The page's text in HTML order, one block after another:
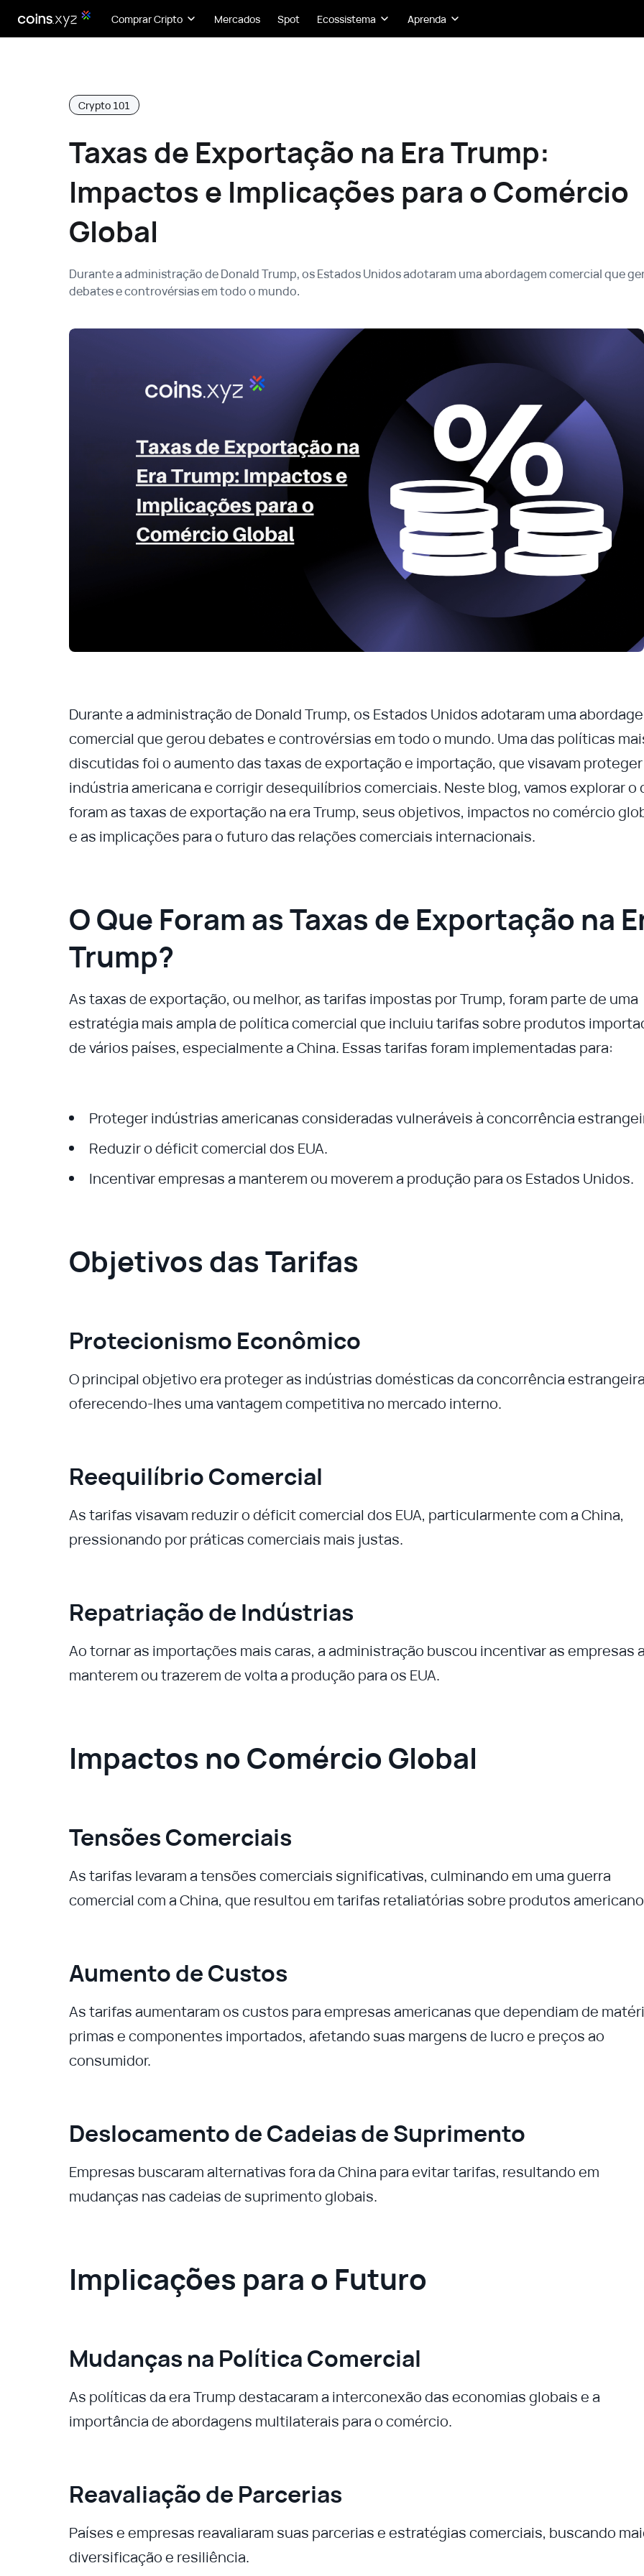
Comprar Cripto Mercados Spot Ecossistema Aprenda
Crypto 101
Taxas de Exportação na Era Trump:
Impactos e Implicações para o Comércio
Global
Durante a administração de Donald Trump, os Estados Unidos adotaram uma abordagem comercial que
debates e controvérsias em todo o mundo.
Durante a administração de Donald Trump, os Estados Unidos adotaram uma
comercial que gerou debates e controvérsias em todo o mundo. Uma das políticas
discutidas foi o aumento das taxas de exportação e importação, que visavam
indústria americana e corrigir desequilíbrios comerciais. Neste blog, vamos explorar o
foram as taxas de exportação na era Trump, seus objetivos, impactos no comércio
e as implicações para o futuro das relações comerciais internacionais.
O Que Foram as Taxas de Exportação na
Trump?
As taxas de exportação, ou melhor, as tarifas impostas por Trump, foram parte de uma
estratégia mais ampla de política comercial que incluiu tarifas sobre produtos
de vários países, especialmente a China. Essas tarifas foram implementadas para:
Proteger indústrias americanas consideradas vulneráveis à concorrência
Reduzir o déficit comercial dos EUA.
Incentivar empresas a manterem ou moverem a produção para os Estados Unidos.
Objetivos das Tarifas
Protecionismo Econômico
O principal objetivo era proteger as indústrias domésticas da concorrência
oferecendo-lhes uma vantagem competitiva no mercado interno.
Reequilíbrio Comercial
As tarifas visavam reduzir o déficit comercial dos EUA, particularmente com a China,
pressionando por práticas comerciais mais justas.
Repatriação de Indústrias
Ao tornar as importações mais caras, a administração buscou incentivar as empresas
manterem ou trazerem de volta a produção para os EUA.
Impactos no Comércio Global
Tensões Comerciais
As tarifas levaram a tensões comerciais significativas, culminando em uma guerra
comercial com a China, que resultou em tarifas retaliatórias sobre produtos
Aumento de Custos
As tarifas aumentaram os custos para empresas americanas que dependiam de
primas e componentes importados, afetando suas margens de lucro e preços ao
consumidor.
Deslocamento de Cadeias de Suprimento
Empresas buscaram alternativas fora da China para evitar tarifas, resultando em
mudanças nas cadeias de suprimento globais.
Implicações para o Futuro
Mudanças na Política Comercial
As políticas da era Trump destacaram a interconexão das economias globais e a
importância de abordagens multilaterais para o comércio.
Reavaliação de Parcerias
Países e empresas reavaliaram suas parcerias e estratégias comerciais, buscando
diversificação e resiliência.